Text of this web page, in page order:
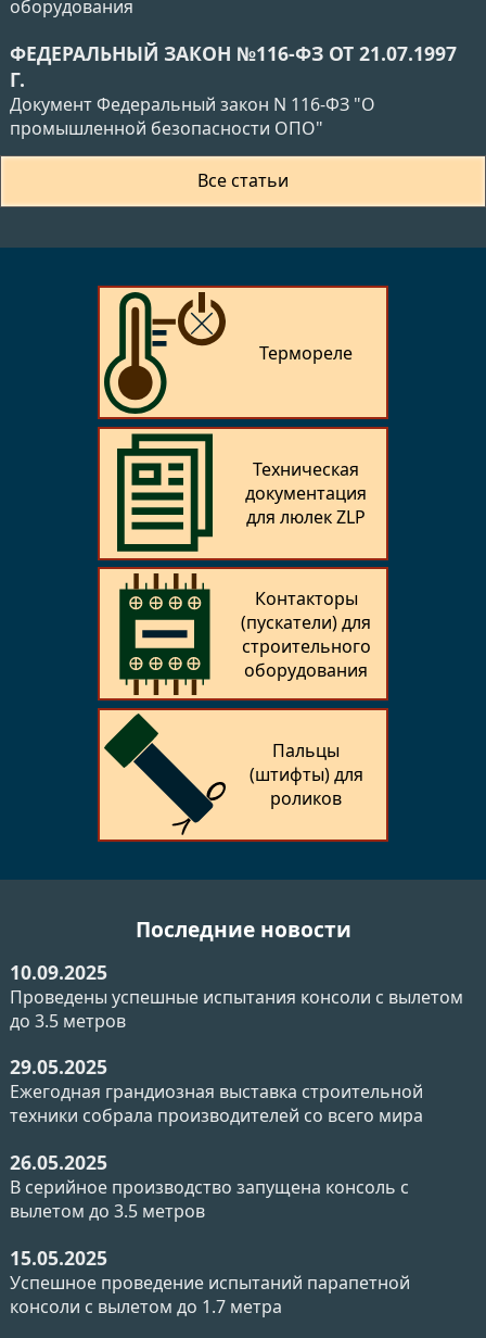
оборудования
ФЕДЕРАЛЬНЫЙ ЗАКОН №116-ФЗ ОТ 21.07.1997
Г.
Документ Федеральный закон N 116-ФЗ "О
промышленной безопасности ОПО"
Все статьи
Термореле
Техническая
документация
для люлек ZLP
Контакторы
(пускатели) для
строительного
оборудования
Пальцы
(штифты) для
роликов
Последние новости
10.09.2025
Проведены успешные испытания консоли с вылетом
до 3.5 метров
29.05.2025
Ежегодная грандиозная выставка строительной
техники собрала производителей со всего мира
26.05.2025
В серийное производство запущена консоль с
вылетом до 3.5 метров
15.05.2025
Успешное проведение испытаний парапетной
консоли с вылетом до 1.7 метра